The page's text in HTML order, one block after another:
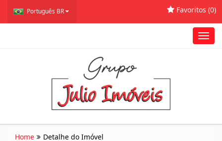
Português BR Favoritos (0)
Home Detalhe do Imóvel